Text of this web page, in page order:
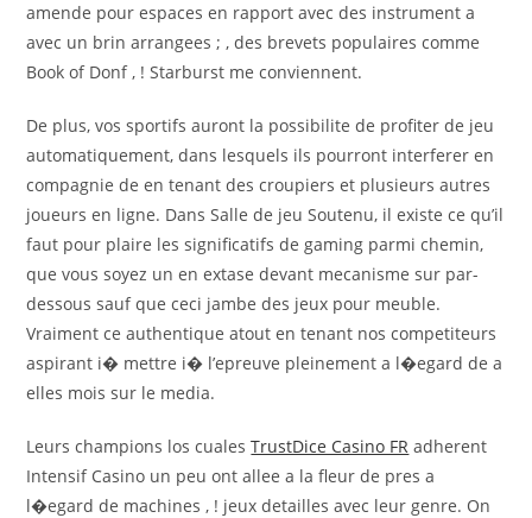
amende pour espaces en rapport avec des instrument a
avec un brin arrangees ; , des brevets populaires comme
Book of Donf , ! Starburst me conviennent.
De plus, vos sportifs auront la possibilite de profiter de jeu
automatiquement, dans lesquels ils pourront interferer en
compagnie de en tenant des croupiers et plusieurs autres
joueurs en ligne. Dans Salle de jeu Soutenu, il existe ce qu’il
faut pour plaire les significatifs de gaming parmi chemin,
que vous soyez un en extase devant mecanisme sur par-
dessous sauf que ceci jambe des jeux pour meuble.
Vraiment ce authentique atout en tenant nos competiteurs
aspirant i� mettre i� l’epreuve pleinement a l�egard de a
elles mois sur le media.
Leurs champions los cualesTrustDice Casino FR adherent
Intensif Casino un peu ont allee a la fleur de pres a
l�egard de machines , ! jeux detailles avec leur genre. On